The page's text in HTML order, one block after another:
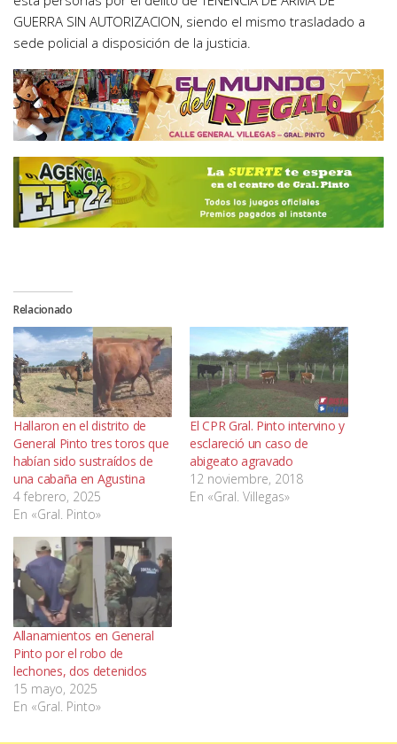
GUERRA SIN AUTORIZACION, siendo el mismo trasladado a
sede policial a disposición de la justicia.
Relacionado
Hallaron en el distrito de
General Pinto tres toros que
habían sido sustraídos de
una cabaña en Agustina
4 febrero, 2025
En «Gral. Pinto»
El CPR Gral. Pinto intervino y
esclareció un caso de
abigeato agravado
12 noviembre, 2018
En «Gral. Villegas»
Allanamientos en General
Pinto por el robo de
lechones, dos detenidos
15 mayo, 2025
En «Gral. Pinto»